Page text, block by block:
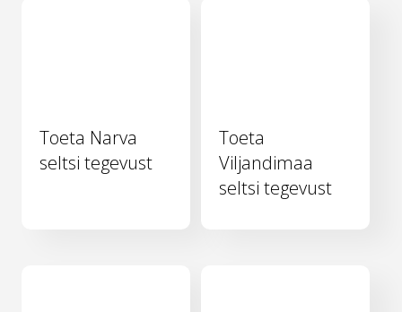
Toeta Narva
seltsi tegevust
Toeta
Viljandimaa
seltsi tegevust